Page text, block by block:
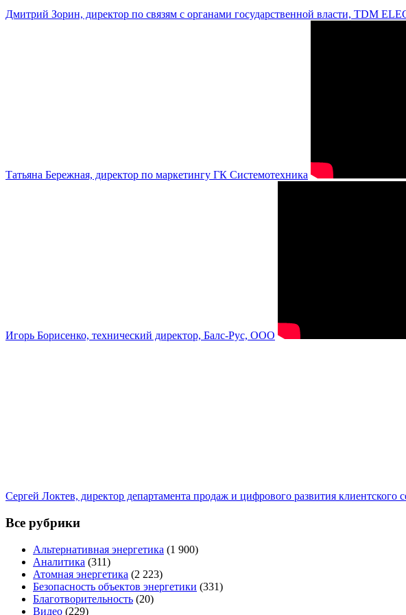
Дмитрий Зорин, директор по связям с органами государственной власти, TDM
Татьяна Бережная, директор по маркетингу ГК Системотехника
Игорь Борисенко, технический директор, Балс-Рус, ООО
Сергей Локтев, директор департамента продаж и цифрового развития
Все рубрики
Альтернативная энергетика (1 900)
Аналитика (311)
Атомная энергетика (2 223)
Безопасность объектов энергетики (331)
Благотворительность (20)
Видео (229)